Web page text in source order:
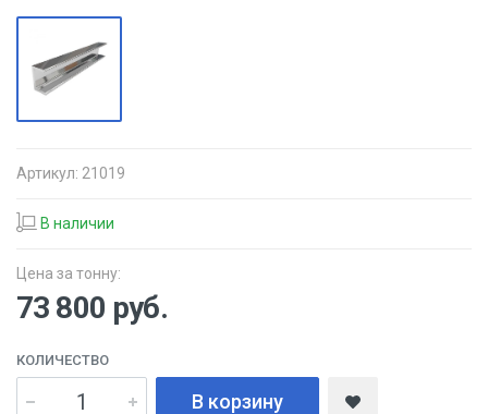
Артикул: 21019
В наличии
Цена за тонну:
73 800 руб.
КОЛИЧЕСТВО
В корзину